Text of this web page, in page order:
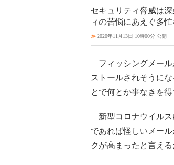
セキュリティ脅威は
ィの苦悩にあえぐ多
≫ 2020年11月13日 10時00分 公開
フィッシングメール
ストールされそうに
とで何とか事なきを
新型コロナウイルス
であれば怪しいメー
クが高まったと言える